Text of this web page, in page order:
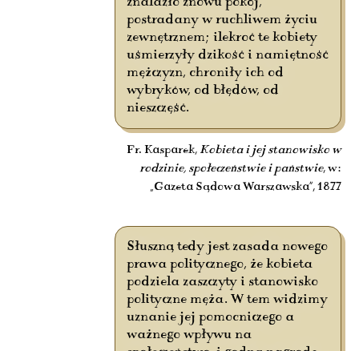
znalazło znowu pokój,
postradany w ruchliwem życiu
zewnętrznem; ilekroć te kobiety
uśmierzyły dzikość i namiętność
mężczyzn, chroniły ich od
wybryków, od błędów, od
nieszczęść.
Fr. Kasparek, Kobieta i jej stanowisko w
rodzinie, społeczeństwie i państwie, w:
„Gazeta Sądowa Warszawska”, 1877
Słuszną tedy jest zasada nowego
prawa politycznego, że kobieta
podziela zaszczyty i stanowisko
polityczne męża. W tem widzimy
uznanie jej pomocniczego a
ważnego wpływu na